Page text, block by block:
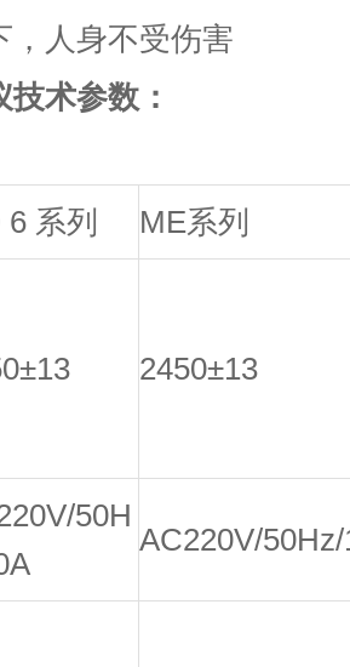
，人身不受伤害
术参数：
6 系列 ME系列
2450±13
50H
AC220V/